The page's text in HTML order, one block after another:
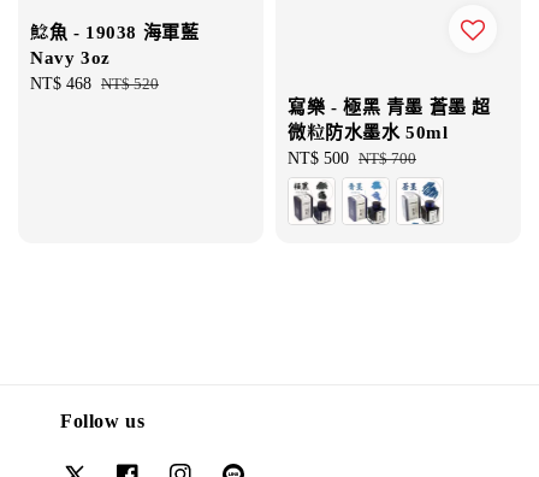
鯰魚 - 19038 海軍藍
Navy 3oz
Sale
NT$ 468 Regular
NT$ 520
寫樂 - 極黑 青墨 蒼墨 超
微粒防水墨水 50ml
Sale
price
NT$ 500 Regular
price
NT$ 700
Follow us